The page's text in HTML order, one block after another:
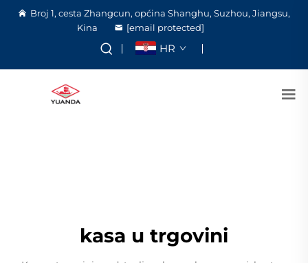
Broj 1, cesta Zhangcun, općina Shanghu, Suzhou, Jiangsu,
Kina
[email protected]
HR
kasa u trgovini